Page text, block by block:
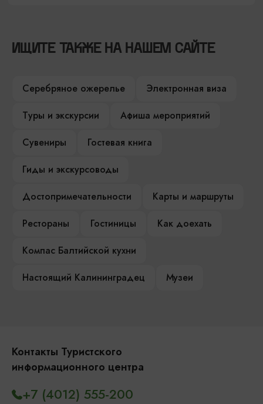
ИЩИТЕ ТАКЖЕ НА НАШЕМ САЙТЕ
Серебряное ожерелье
Электронная виза
Туры и экскурсии
Афиша мероприятий
Сувениры
Гостевая книга
Гиды и экскурсоводы
Достопримечательности
Карты и маршруты
Рестораны
Гостиницы
Как доехать
Компас Балтийской кухни
Настоящий Калининградец
Музеи
Контакты Туристского
информационного центра
+7 (4012) 555-200